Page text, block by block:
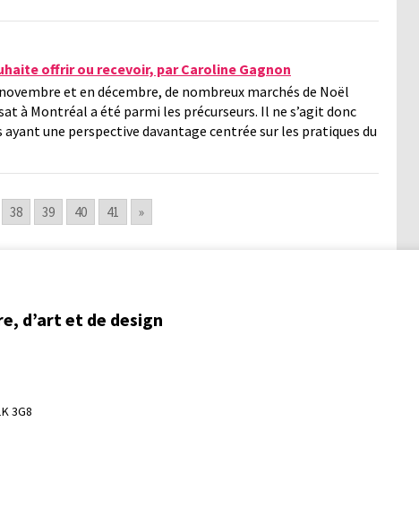
offrir ou recevoir, par Caroline Gagnon
et en décembre, de nombreux marchés de Noël
à Montréal a été parmi les précurseurs. Il ne s’agit donc
ayant une perspective davantage centrée sur les pratiques du
38 39 40 41 »
d’art et de design
3G8